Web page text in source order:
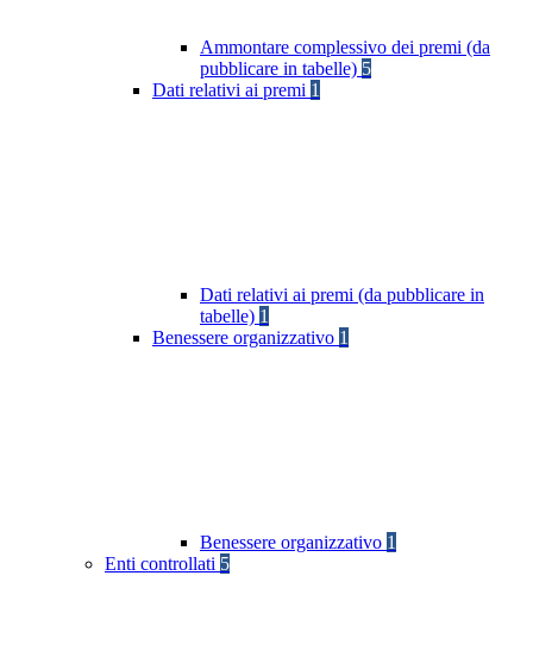
Ammontare complessivo dei premi (da
pubblicare in tabelle) 5
Dati relativi ai premi 1
Dati relativi ai premi (da pubblicare in
tabelle) 1
Benessere organizzativo 1
Benessere organizzativo 1
Enti controllati 5